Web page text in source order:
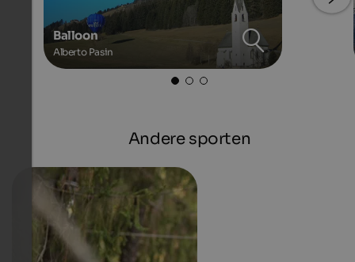
Balloon
Alberto Pasin
Andere sporten